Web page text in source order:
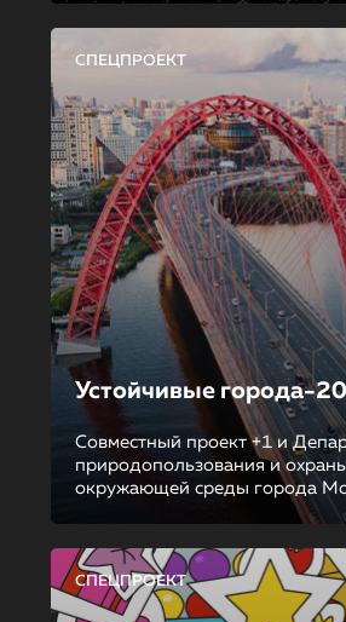
СПЕЦПРОЕКТ
Устойчивые города-
Совместный проект +1 и
природопользования и
окружающей среды города
СПЕЦПРОЕКТ